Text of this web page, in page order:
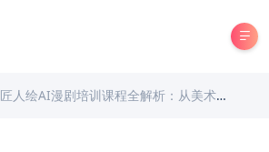
匠人绘AI漫剧培训课程全解析：从美术根基到AI工业化，打造真正能打的作品